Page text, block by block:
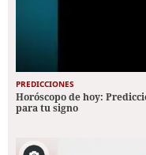
PREDICCIONES
Horóscopo de hoy:
para tu signo